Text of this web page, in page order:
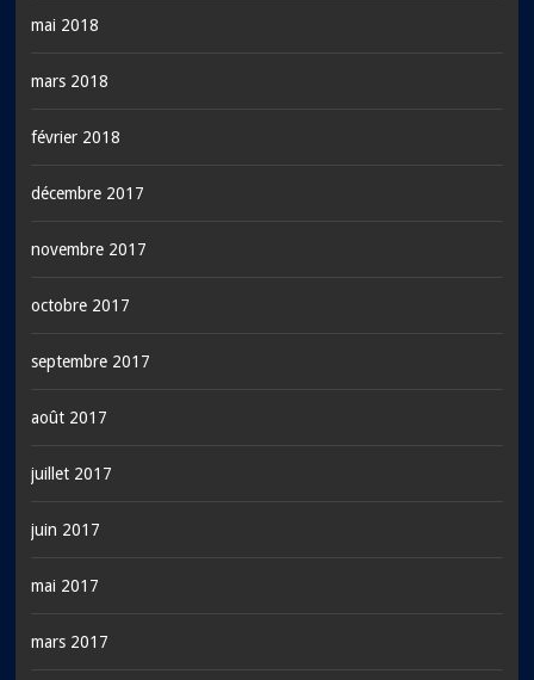
mai 2018
mars 2018
février 2018
décembre 2017
novembre 2017
octobre 2017
septembre 2017
août 2017
juillet 2017
juin 2017
mai 2017
mars 2017